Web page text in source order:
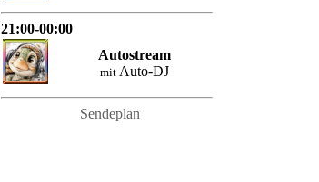
21:00-00:00
Autostream
mit Auto-DJ
Sendeplan